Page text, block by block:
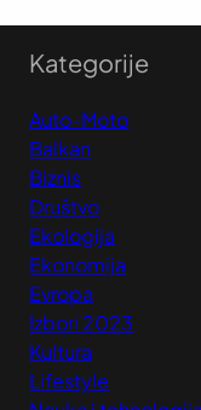
Kategorije
Auto-Moto
Balkan
Biznis
Društvo
Ekologija
Ekonomija
Evropa
Izbori 2023
Kultura
Lifestyle